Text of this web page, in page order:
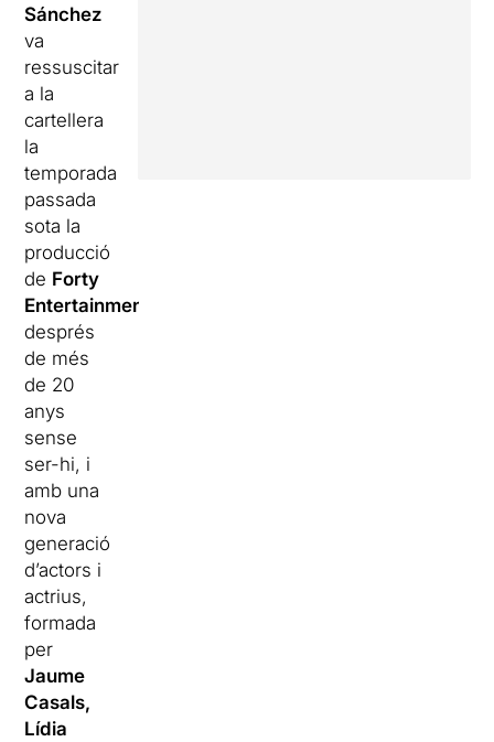
Sánchez
va
ressuscitar
a la
cartellera
la
temporada
passada
sota la
producció
de Forty
Entertainment
després
de més
de 20
anys
sense
ser-hi, i
amb una
nova
generació
d’actors i
actrius,
formada
per
Jaume
Casals,
Lídia